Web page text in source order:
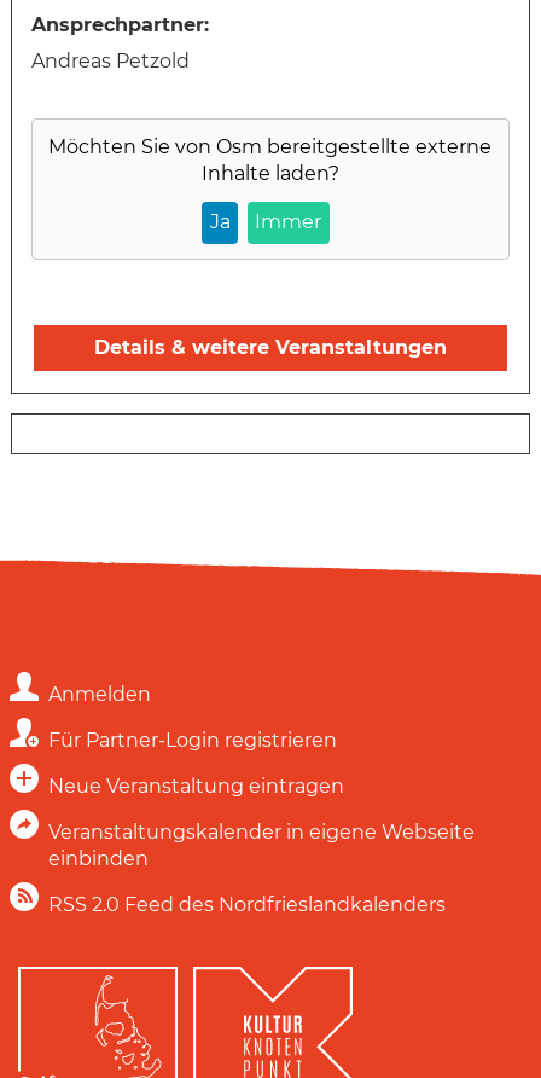
Ansprechpartner:
Andreas Petzold
Möchten Sie vonOsm bereitgestellte externe
Inhalte laden?
Ja Immer
Details & weitere Veranstaltungen
Anmelden
Für Partner-Login registrieren
Neue Veranstaltung eintragen
Veranstaltungskalender in eigene Webseite
einbinden
RSS 2.0 Feed des Nordfrieslandkalenders